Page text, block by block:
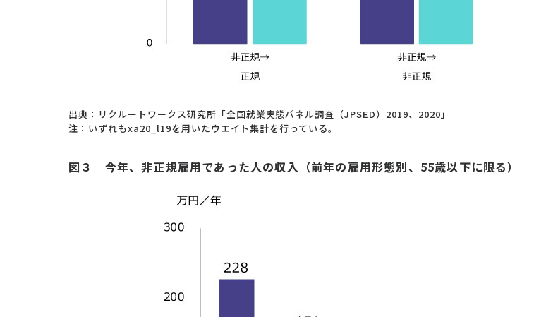
出典：リクルートワークス研究所「全国就業実態パネル調査（JPSED）2019、2020」
注：いずれもxa20_l19を用いたウエイト集計を行っている。
図３ 今年、非正規雇用であった人の収入（前年の雇用形態別、55歳以下に限る）